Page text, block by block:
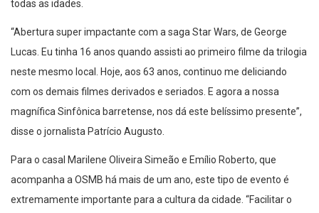
todas as idades.
“Abertura super impactante com a saga Star Wars, de George
Lucas. Eu tinha 16 anos quando assisti ao primeiro filme da trilogia
neste mesmo local. Hoje, aos 63 anos, continuo me deliciando
com os demais filmes derivados e seriados. E agora a nossa
magnífica Sinfônica barretense, nos dá este belíssimo presente”,
disse o jornalista Patrício Augusto.
Para o casal Marilene Oliveira Simeão e Emílio Roberto, que
acompanha a OSMB há mais de um ano, este tipo de evento é
extremamente importante para a cultura da cidade. “Facilitar o